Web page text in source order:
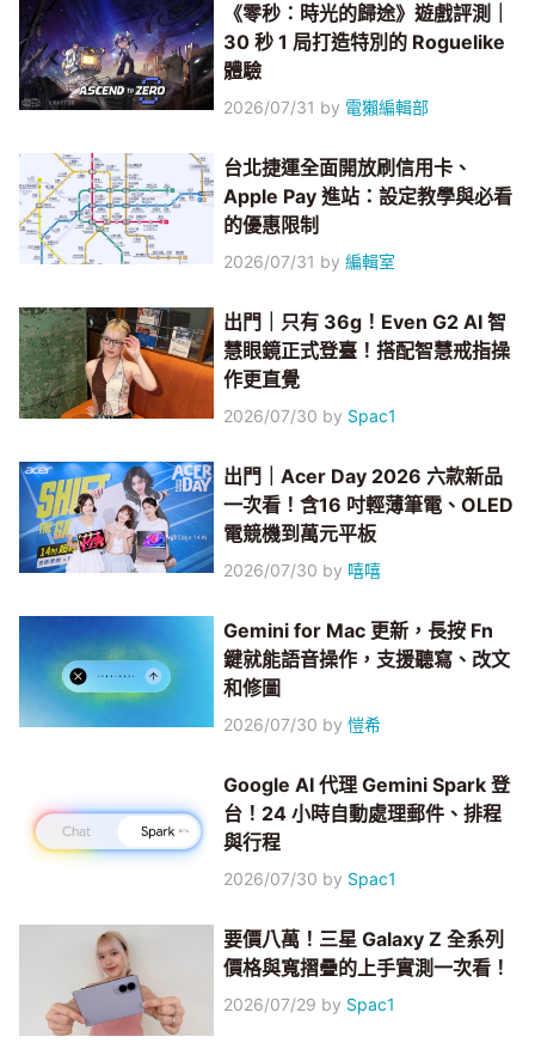
《零秒：時光的歸途》遊戲評測｜
30 秒 1 局打造特別的 Roguelike
體驗
2026/07/31 by 電獺編輯部
台北捷運全面開放刷信用卡、
Apple Pay 進站：設定教學與必看
的優惠限制
2026/07/31 by編輯室
出門｜只有 36g！Even G2 AI 智
慧眼鏡正式登臺！搭配智慧戒指操
作更直覺
2026/07/30 by Spac1
出門｜Acer Day 2026 六款新品
一次看！含16 吋輕薄筆電、OLED
電競機到萬元平板
2026/07/30 by 嘻嘻
Gemini for Mac 更新，長按 Fn
鍵就能語音操作，支援聽寫、改文
和修圖
2026/07/30 by愷希
Google AI 代理 Gemini Spark 登
台！24 小時自動處理郵件、排程
與行程
2026/07/30 by Spac1
要價八萬！三星 Galaxy Z 全系列
價格與寬摺疊的上手實測一次看！
2026/07/29 by Spac1